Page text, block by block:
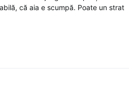
că aia e scumpă. Poate un strat